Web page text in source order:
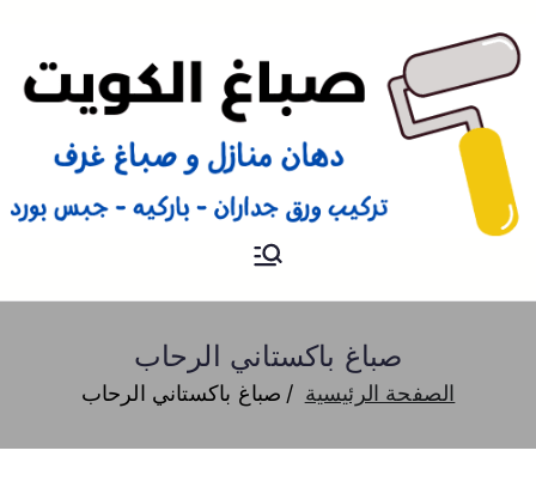
صباغ
صباغ باكستاني الرحاب
الصفحة الرئيسية صباغ باكستاني الرحاب